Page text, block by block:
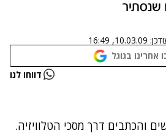
שנסתיר
10.03.09, 16:49
אחרינו בגוגל
נתקלנו בבעיה דווחו לנו
והכתבים דרך מסכי הטלוויזיה.